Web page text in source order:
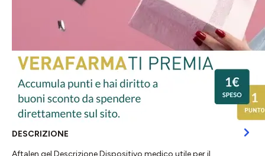
DESCRIZIONE
Aftalen gel Descrizione Dispositivo medico utile per il